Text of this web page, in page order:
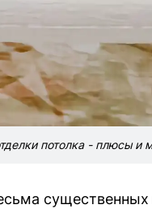
потолка - плюсы и
существенных